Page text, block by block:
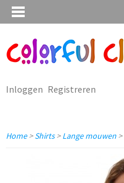
Inloggen Registreren
Home>Shirts>Lange mouwen >